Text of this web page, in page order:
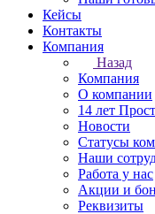
Кейсы
Контакты
Компания
Назад
Компания
О компании
14 лет
Новости
Статусы
Наши
Работа у нас
Акции и
Реквизиты